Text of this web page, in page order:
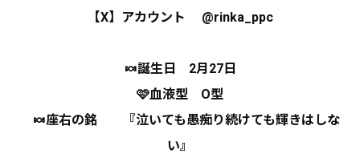
【X】アカウント
@rinka_ppc
🍬誕生日 2月27日
🩷血液型 O型
🍬座右の銘
『泣いても愚痴り続けても輝きはしな
い』